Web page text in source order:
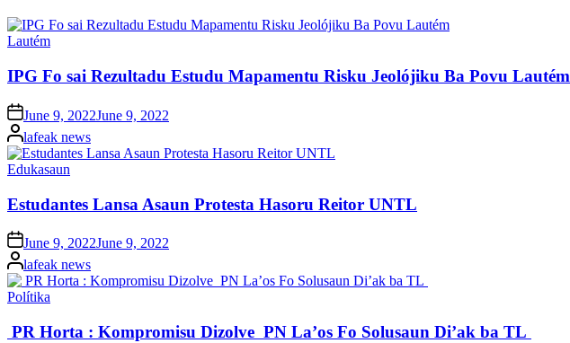
Posted
Lautém
IPG Fo sai Rezultadu Estudu Mapamentu Risku Jeolójiku Ba Povu Lautém
Posted
on
June 9, 2022June 9, 2022
Posted
by
lafeak news
Posted
Edukasaun
Estudantes Lansa Asaun Protesta Hasoru Reitor UNTL
Posted
on
June 9, 2022June 9, 2022
Posted
by
lafeak news
Posted
Polítika
PR Horta : Kompromisu Dizolve PN La’os Fo Solusaun Di’ak ba TL